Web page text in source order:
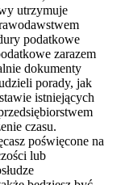
utrzymuje
podatkowe
zarazem
dokumenty
porady, jak
istniejących
czasu.
poświęcone na
lub